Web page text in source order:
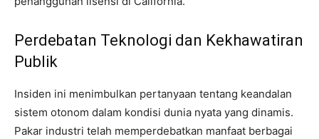
Perdebatan Teknologi dan Kekhawatiran
Publik
Insiden ini menimbulkan pertanyaan tentang keandalan
sistem otonom dalam kondisi dunia nyata yang dinamis.
Pakar industri telah memperdebatkan manfaat berbagai